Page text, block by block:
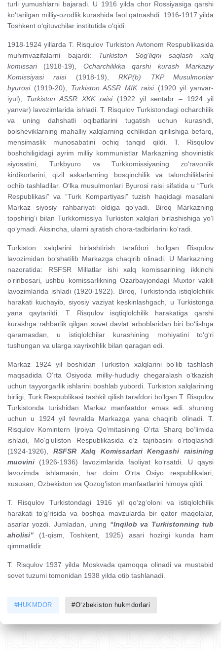
turli yumushlarni bajaradi. U 1916 yilda chor Rossiyasiga qarshi
ko‘tarilgan milliy-ozodlik kurashida faol qatnashdi. 1916-1917 yilda
Toshkent o‘qituvchilar institutida o‘qidi.
1918-1924 yillarda T. Risqulov Turkiston Avtonom Respublikasida
muhimvazifalarni bajardi: Turkiston Sog‘liqni saqlash xalq
komissari(1918-19), Ocharchilikka qarshi kurash Markaziy
Komissiyasi raisi(1918-19),RKP(b) TKP Musulmonlar
byurosi(1919-20), Turkiston ASSR MIK raisi(1920 yil yanvar-
iyul), Turkiston ASSR XKK raisi(1922 yil sentabr – 1924 yil
yanvar) lavozimlarida ishladi. T. Risqulov Turkistondagi ocharchilik
va uning dahshatli oqibatlarini tugatish uchun kurashdi,
bolsheviklarning mahalliy xalqlarning ochlikdan qirilishiga befarq,
mensimaslik munosabatini ochiq tanqid qildi. T. Risqulov
boshchiligidagi ayrim milliy kommunistlar Markazning shovinistik
siyosatini, Turkbyuro va Turkkomissiyaning zo‘ravonlik
kirdikorlarini, qizil askarlarning bosqinchilik va talonchiliklarini
ochib tashladilar. O‘lka musulmonlari Byurosi raisi sifatida u “Turk
Respublikasi” va “Turk Kompartiyasi” tuzish haqidagi masalani
Markaz siyosiy rahbariyati oldiga qo‘yadi. Biroq Markazning
topshirig‘i bilan Turkkomissiya Turkiston xalqlari birlashishiga yo‘l
qo‘ymadi. Aksincha, ularni ajratish chora-tadbirlarini ko‘radi.
Turkiston xalqlarini birlashtirish tarafdori bo‘lgan Risqulov
lavozimidan bo‘shatilib Markazga chaqirib olinadi. U Markazning
nazoratida: RSFSR Millatlar ishi xalq komissarining ikkinchi
o‘rinbosari, ushbu komissarlikning Ozarbayjondagi Muxtor vakili
lavozimlarida ishladi (1920-1922). Biroq, Turkistonda istiqlolchilik
harakati kuchayib, siyosiy vaziyat keskinlashgach, u Turkistonga
yana qaytarildi. T. Risqulov isqtiqlolchilik harakatiga qarshi
kurashga rahbarlik qilgan sovet davlat arboblaridan biri bo‘lishga
qaramasdan, u istiqlolchilar kurashining mohiyatini to‘g‘ri
tushungan va ularga xayrixohlik bilan qaragan edi.
Markaz 1924 yil boshidan Turkiston xalqlarini bo‘lib tashlash
maqsadida O‘rta Osiyoda milliy-hududiy chegaralash o‘tkazish
uchun tayyorgarlik ishlarini boshlab yubordi. Turkiston xalqlarining
birligi, Turk Respublikasi tashkil qilish tarafdori bo‘lgan T. Risqulov
Turkistonda turishidan Markaz manfaatdor emas edi. shuning
uchun u 1924 yil fevralda Markazga yana chaqirib olinadi. T.
Risqulov Komintern Ijroiya Qo‘mitasining O‘rta Sharq bo‘limida
ishladi, Mo‘g‘uliston Respublikasida o‘z tajribasini o‘rtoqlashdi
(1924-1926), RSFSR Xalq Komissarlari Kengashi raisining
muovini (1926-1936) lavozimlarida faoliyat ko‘rsatdi. U qaysi
lavozimda ishlamasin, har doim O‘rta Osiyo respublikalari,
xususan, Ozbekiston va Qozog‘iston manfaatlarini himoya qildi.
T. Risqulov Turkistondagi 1916 yil qo‘zg‘oloni va istiqlolchilik
harakati to‘g‘risida va boshqa mavzularda bir qator maqolalar,
asarlar yozdi. Jumladan, uning “Inqilob va Turkistonning tub
aholisi” (1-qism, Toshkent, 1925) asari hozirgi kunda ham
qimmatlidir.
T. Risqulov 1937 yilda Moskvada qamoqqa olinadi va mustabid
sovet tuzumi tomonidan 1938 yilda otib tashlanadi.
#HUKMDOR #O‘zbekiston hukmdorlari